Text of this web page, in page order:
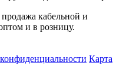
кабельной и
и в розницу.
Карта